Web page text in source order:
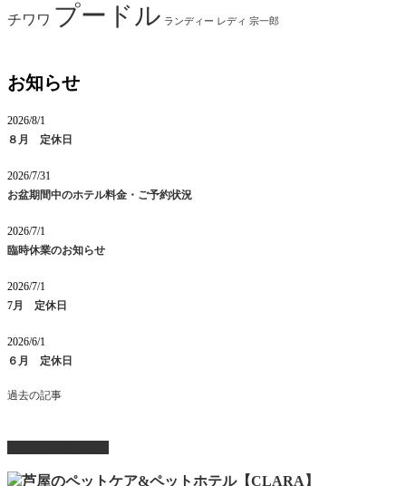
チワワ プードル ランディー レディ 宗一郎
お知らせ
2026/8/1
８月 定休日
2026/7/31
お盆期間中のホテル料金・ご予約状況
2026/7/1
臨時休業のお知らせ
2026/7/1
7月 定休日
2026/6/1
６月 定休日
過去の記事